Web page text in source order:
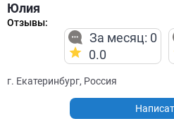
Юлия
Отзывы:
За месяц: 0
0.0
г. Екатеринбург, Россия